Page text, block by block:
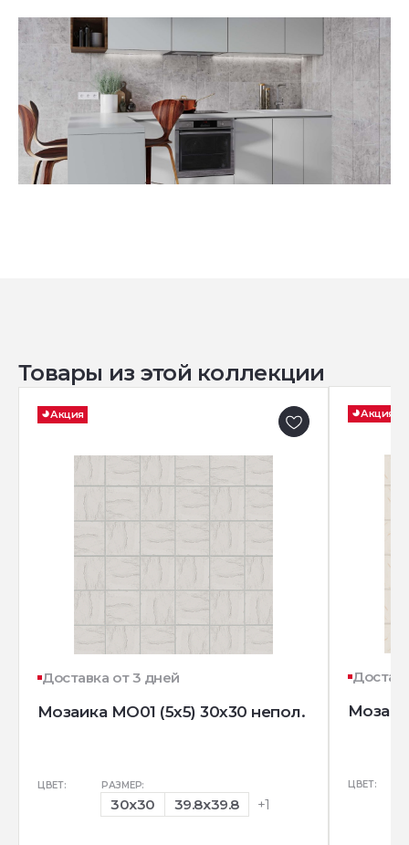
Товары из этой коллекции
Акция
Доставка от 3 дней
Мозаика MO01 (5х5) 30x30 непол.
ЦВЕТ: РАЗМЕР:
30x30 39.8x39.8 +1
Акция
ЦВЕТ: